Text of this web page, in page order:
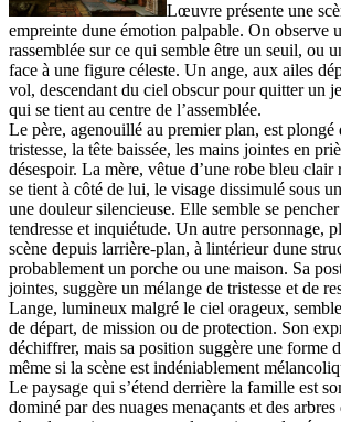
Lœuvre présente une
empreinte dune émotion palpable. On observe
rassemblée sur ce qui semble être un seuil, ou
face à une figure céleste. Un ange, aux ailes
vol, descendant du ciel obscur pour quitter un
qui se tient au centre de l’assemblée.
Le père, agenouillé au premier plan, est plongé
tristesse, la tête baissée, les mains jointes en
désespoir. La mère, vêtue d’une robe bleu clair
se tient à côté de lui, le visage dissimulé sous
une douleur silencieuse. Elle semble se
tendresse et inquiétude. Un autre personnage,
scène depuis larrière-plan, à lintérieur dune
probablement un porche ou une maison. Sa
jointes, suggère un mélange de tristesse et de
Lange, lumineux malgré le ciel orageux,
de départ, de mission ou de protection. Son
déchiffrer, mais sa position suggère une forme
même si la scène est indéniablement
Le paysage qui s’étend derrière la famille est
dominé par des nuages menaçants et des